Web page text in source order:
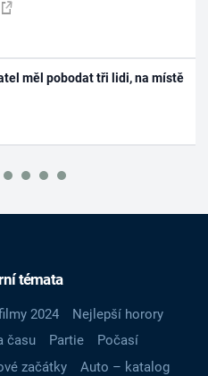
měl pobodat tři lidi, na místě
témata
2024
Nejlepší horory
času Partie
Počasí
začátky
Auto – katalog